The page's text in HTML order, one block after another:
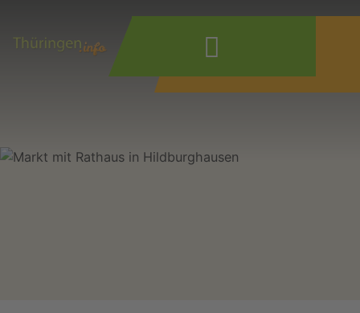
Wonach suchen